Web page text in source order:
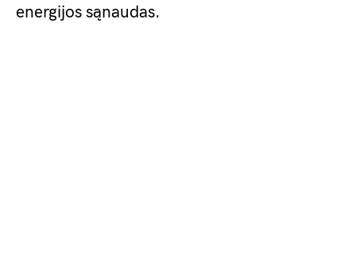
energijos sąnaudas.